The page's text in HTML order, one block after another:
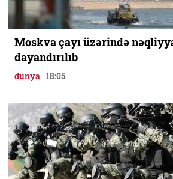
Moskva çayı üzərində
dayandırılıb
dunya 18:05